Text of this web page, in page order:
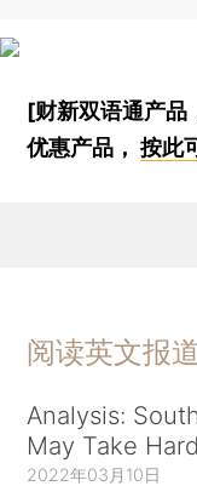
[财新双语通产品
优惠产品，按此
阅读英文报道
Analysis:
May Take
2022年03月10日